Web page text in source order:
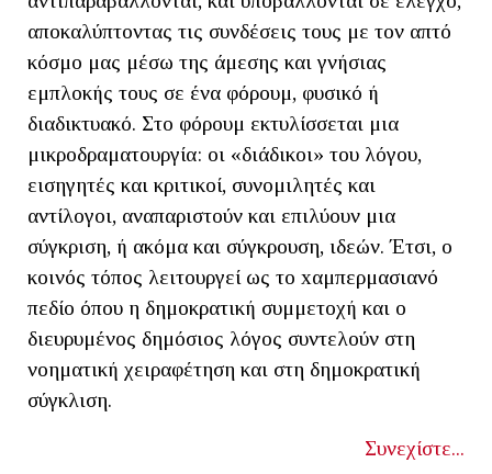
αποκαλύπτοντας τις συνδέσεις τους με τον απτό
κόσμο μας μέσω της άμεσης και γνήσιας
εμπλοκής τους σε ένα φόρουμ, φυσικό ή
διαδικτυακό. Στο φόρουμ εκτυλίσσεται μια
μικροδραματουργία: οι «διάδικοι» του λόγου,
εισηγητές και κριτικοί, συνομιλητές και
αντίλογοι, αναπαριστούν και επιλύουν μια
σύγκριση, ή ακόμα και σύγκρουση, ιδεών. Έτσι, ο
κοινός τόπος λειτουργεί ως το xαμπερμασιανό
πεδίο όπου η δημοκρατική συμμετοχή και ο
διευρυμένος δημόσιος λόγος συντελούν στη
νοηματική χειραφέτηση και στη δημοκρατική
σύγκλιση.
Συνεχίστε...